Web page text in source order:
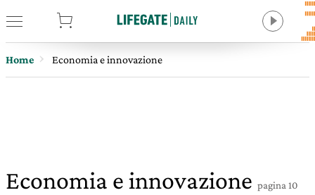
Home Economia e innovazione
Economia e innovazione pagina 10